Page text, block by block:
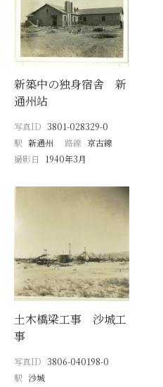
新築中の独身宿舎 新
通州站
写真ID 3801-028329-0
駅 新通州 路線 京古線
撮影日
1940年3月
土木橋梁工事 沙城工
事
写真ID 3806-040198-0
駅 沙城